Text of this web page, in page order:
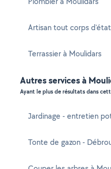
Artisan tout corps
Terrassier à Moulidars
Autres services à
Ayant le plus de résultats dans
Jardinage - entretien
Tonte de gazon -